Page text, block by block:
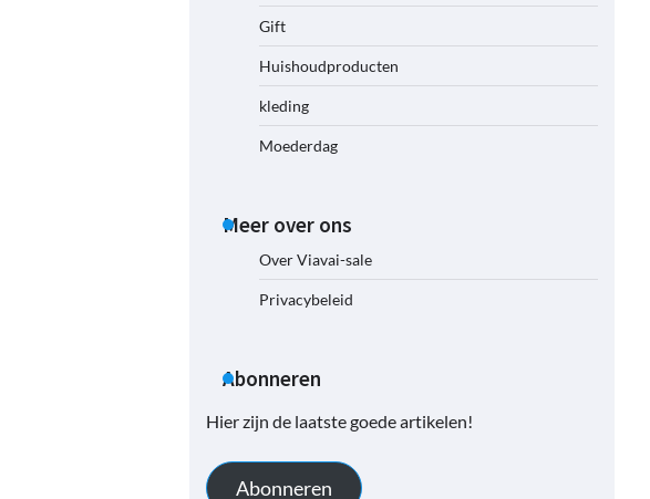
Gift
Huishoudproducten
kleding
Moederdag
Meer over ons
Over Viavai-sale
Privacybeleid
Abonneren
Hier zijn de laatste goede artikelen!
Abonneren